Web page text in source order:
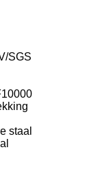
SGS
staal